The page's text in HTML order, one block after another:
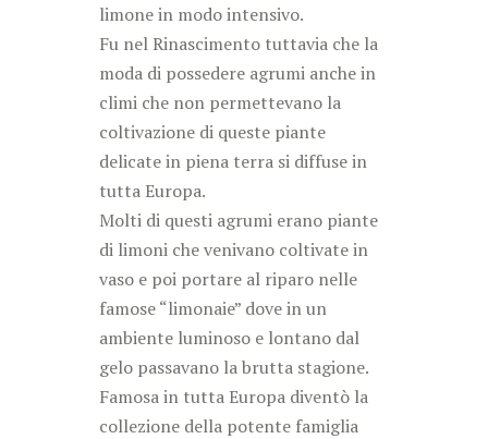
limone in modo intensivo.
Fu nel Rinascimento tuttavia che la
moda di possedere agrumi anche in
climi che non permettevano la
coltivazione di queste piante
delicate in piena terra si diffuse in
tutta Europa.
Molti di questi agrumi erano piante
di limoni che venivano coltivate in
vaso e poi portare al riparo nelle
famose “limonaie” dove in un
ambiente luminoso e lontano dal
gelo passavano la brutta stagione.
Famosa in tutta Europa diventò la
collezione della potente famiglia